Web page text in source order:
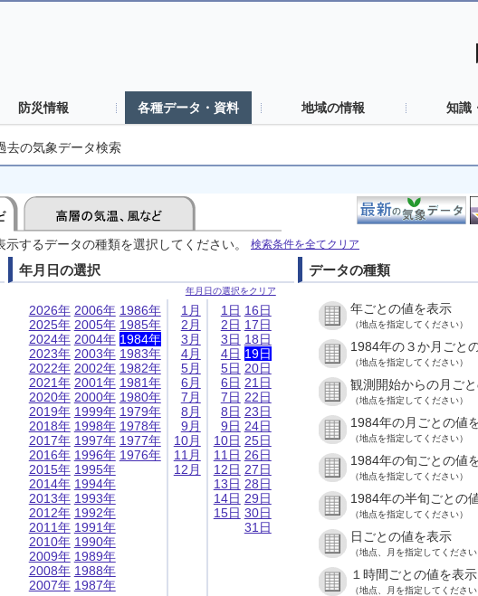
防災情報 各種データ・資料 地域の情報 知識
去の気象データ検索
するデータの種類を選択してください。 検索条件を全てクリア
年月日の選択
年月日の選択をクリア
2026年
2025年
2024年
2023年
2022年
2021年
2020年
2019年
2018年
2017年
2016年
2015年
2014年
2013年
2012年
2011年
2010年
2009年
2008年
2007年
2006年
2005年
2004年
2003年
2002年
2001年
2000年
1999年
1998年
1997年
1996年
1995年
1994年
1993年
1992年
1991年
1990年
1989年
1988年
1987年
1986年
1985年
1984年
1983年
1982年
1981年
1980年
1979年
1978年
1977年
1976年
1月
2月
3月
4月
5月
6月
7月
8月
9月
10月
11月
12月
1日
2日
3日
4日
5日
6日
7日
8日
9日
10日
11日
12日
13日
14日
15日
16日
17日
18日
19日
20日
21日
22日
23日
24日
25日
26日
27日
28日
29日
30日
31日
データの種類
年ごとの値を表示
（地点を指定してください）
1984年の３か月ごと
（地点を指定してください）
観測開始からの月ご
（地点を指定してください）
1984年の月ごとの値
（地点を指定してください）
1984年の旬ごとの値
（地点を指定してください）
1984年の半旬ごとの
（地点を指定してください）
日ごとの値を表示
（地点、月を指定してください
１時間ごとの値を表示
（地点、月を指定してください